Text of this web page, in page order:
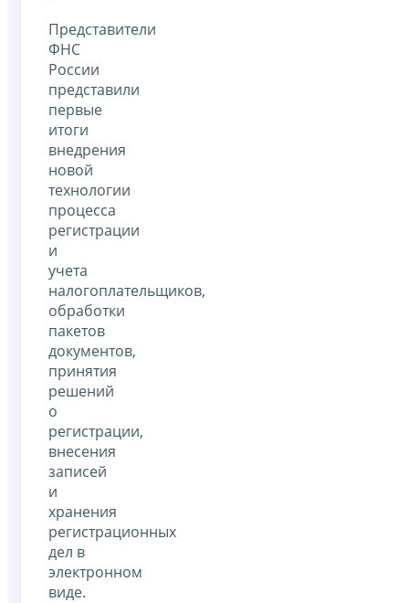
Представители
ФНС
России
представили
первые
итоги
внедрения
новой
технологии
процесса
регистрации
и
учета
налогоплательщиков,
обработки
пакетов
документов,
принятия
решений
о
регистрации,
внесения
записей
и
хранения
регистрационных
дел в
электронном
виде.